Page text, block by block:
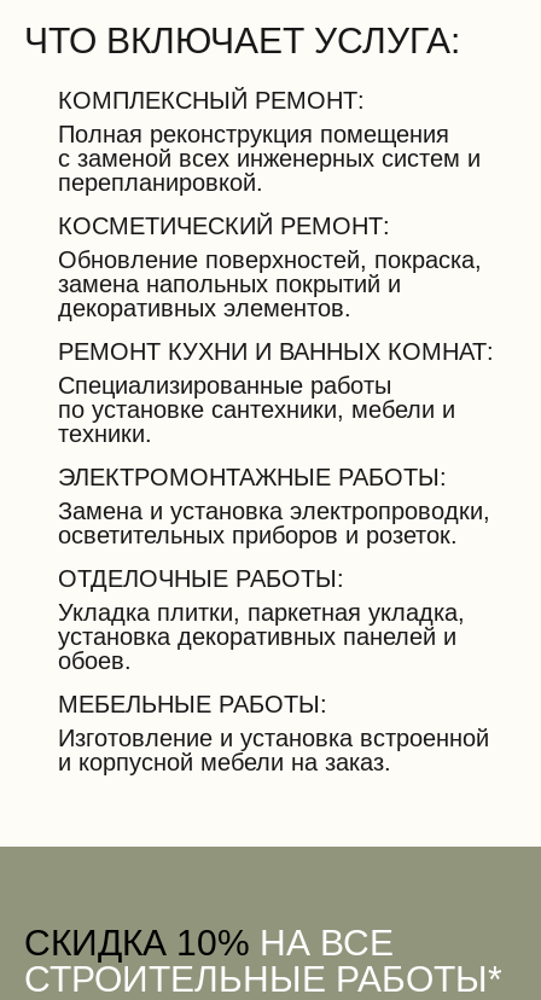
ЧТО ВКЛЮЧАЕТ УСЛУГА:
КОМПЛЕКСНЫЙ РЕМОНТ:
Полная реконструкция помещения
с заменой всех инженерных систем и
перепланировкой.
КОСМЕТИЧЕСКИЙ РЕМОНТ:
Обновление поверхностей, покраска,
замена напольных покрытий и
декоративных элементов.
РЕМОНТ КУХНИ И ВАННЫХ КОМНАТ:
Специализированные работы
по установке сантехники, мебели и
техники.
ЭЛЕКТРОМОНТАЖНЫЕ РАБОТЫ:
Замена и установка электропроводки,
осветительных приборов и розеток.
ОТДЕЛОЧНЫЕ РАБОТЫ:
Укладка плитки, паркетная укладка,
установка декоративных панелей и
обоев.
МЕБЕЛЬНЫЕ РАБОТЫ:
Изготовление и установка встроенной
и корпусной мебели на заказ.
CКИДКА 10% НА ВСЕ
СТРОИТЕЛЬНЫЕ РАБОТЫ*